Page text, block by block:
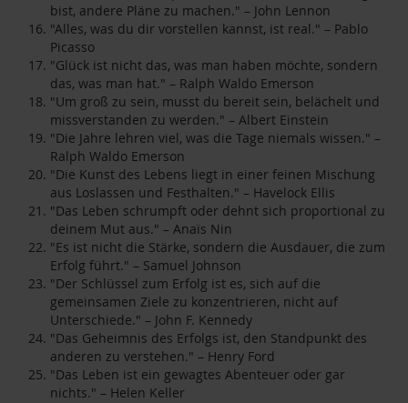
bist, andere Pläne zu machen." – John Lennon
"Alles, was du dir vorstellen kannst, ist real." – Pablo
Picasso
"Glück ist nicht das, was man haben möchte, sondern
das, was man hat." – Ralph Waldo Emerson
"Um groß zu sein, musst du bereit sein, belächelt und
missverstanden zu werden." – Albert Einstein
"Die Jahre lehren viel, was die Tage niemals wissen." –
Ralph Waldo Emerson
"Die Kunst des Lebens liegt in einer feinen Mischung
aus Loslassen und Festhalten." – Havelock Ellis
"Das Leben schrumpft oder dehnt sich proportional zu
deinem Mut aus." – Anaïs Nin
"Es ist nicht die Stärke, sondern die Ausdauer, die zum
Erfolg führt." – Samuel Johnson
"Der Schlüssel zum Erfolg ist es, sich auf die
gemeinsamen Ziele zu konzentrieren, nicht auf
Unterschiede." – John F. Kennedy
"Das Geheimnis des Erfolgs ist, den Standpunkt des
anderen zu verstehen." – Henry Ford
"Das Leben ist ein gewagtes Abenteuer oder gar
nichts." – Helen Keller